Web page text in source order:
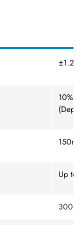
10% -
Up to
300